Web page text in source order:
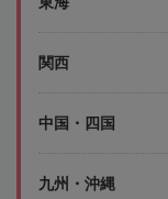
関西
中国・四国
九州・沖縄